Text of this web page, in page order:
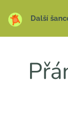
Další